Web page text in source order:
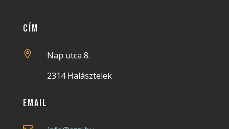
CÍM

Nap utca 8.
2314 Halásztelek
EMAIL